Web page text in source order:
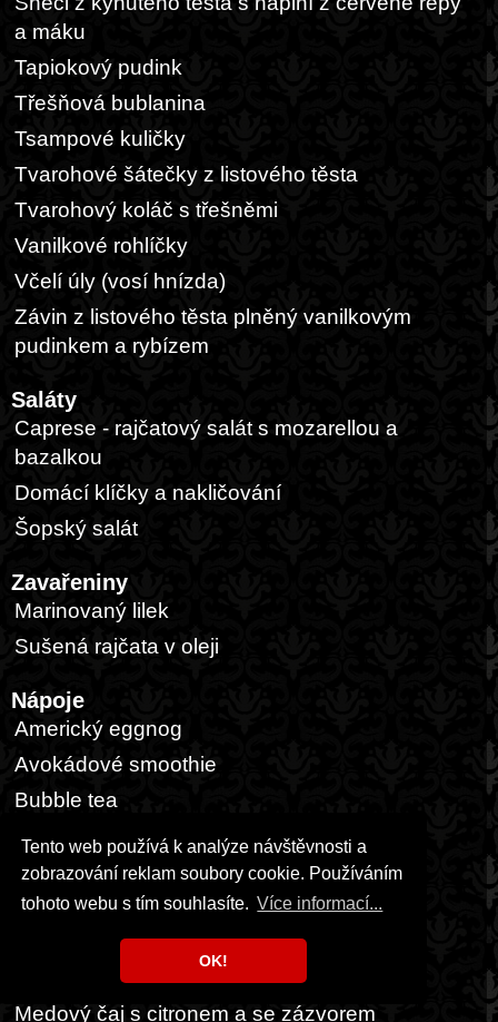
Tento web používá k analýze návštěvnosti a
zobrazování reklam soubory cookie. Používáním
tohoto webu s tím souhlasíte. Více informací...
OK!
a máku
Tapiokový pudink
Třešňová bublanina
Tsampové kuličky
Tvarohové šátečky z listového těsta
Tvarohový koláč s třešněmi
Vanilkové rohlíčky
Včelí úly (vosí hnízda)
Závin z listového těsta plněný vanilkovým
pudinkem a rybízem
Saláty
Caprese - rajčatový salát s mozarellou a
bazalkou
Domácí klíčky a nakličování
Šopský salát
Zavařeniny
Marinovaný lilek
Sušená rajčata v oleji
Nápoje
Americký eggnog
Avokádové smoothie
Bubble tea
Frapé/ledová káva
Horká čokoláda
Masala Chai
Matcha latte
Mátový sirup
Medový čaj s citronem a se zázvorem